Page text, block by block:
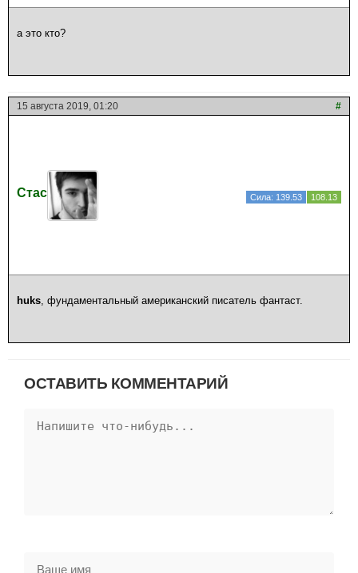
а это кто?
15 августа 2019, 01:20 #
Стас Сила: 139.53 108.13
huks, фундаментальный американский писатель фантаст.
ОСТАВИТЬ КОММЕНТАРИЙ